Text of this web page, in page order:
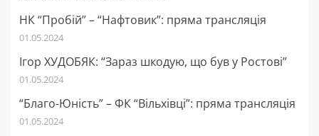
НК “Пробій” – “Нафтовик”: пряма трансляція
01.05.2024
Ігор ХУДОБЯК: “Зараз шкодую, що був у Ростові”
01.05.2024
“Благо-Юність” – ФК “Вільхівці”: пряма трансляція
01.05.2024